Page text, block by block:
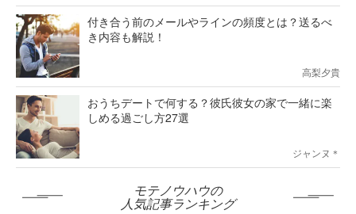
付き合う前のメールやラインの頻度とは？送るべ
き内容も解説！
高梨夕貴
おうちデートで何する？彼氏彼女の家で一緒に楽
しめる過ごし方27選
ジャンヌ＊
モテノウハウの
人気記事ランキング